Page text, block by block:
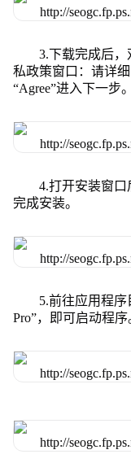
3.下载完成后，
私政策窗口：请详
“Agree”进入下一步。
4.打开安装窗口
完成安装。
5.前往应用程
Pro”，即可启动程序